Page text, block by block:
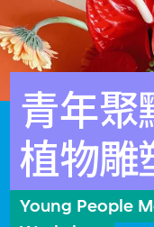
青年聚
植物雕
Young People